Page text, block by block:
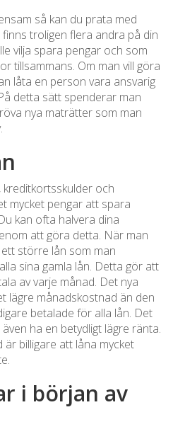
så kan du prata med
troligen flera andra på din
vilja spara pengar och som
tillsammans. Om man vill göra
låta en person vara ansvarig
detta sätt spenderar man
nya maträtter som man
kreditkortsskulder och
mycket pengar att spara
kan ofta halvera dina
att göra detta. När man
större lån som man
sina gamla lån. Detta gör att
av varje månad. Det nya
lägre månadskostnad än den
betalade för alla lån. Det
ha en betydligt lägre ränta.
billigare att låna mycket
i början av